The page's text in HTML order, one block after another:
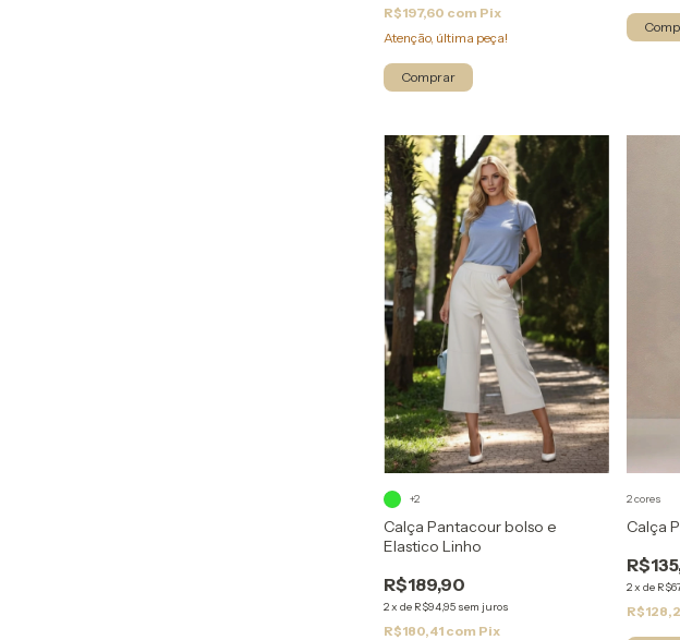
R$197,60 com Pix
Atenção, última peça!
Comprar
Calça Pantacour bolso e
Elastico Linho
R$189,90
2xde R$94,95 sem juros
R$180,41 com Pix
+2
Calça
2x de
2 cores